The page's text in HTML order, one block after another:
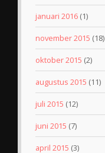
januari 2016 (1)
november 2015 (18)
oktober 2015 (2)
augustus 2015 (11)
juli 2015 (12)
juni 2015 (7)
april 2015 (3)